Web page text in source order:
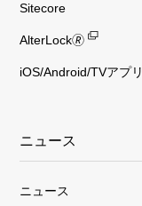
Sitecore
AlterLock🄬
iOS/Android/TVアプリ
ニュース
ニュース